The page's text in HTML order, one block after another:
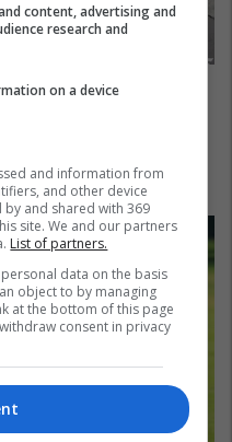
- 2016
content, advertising and
research and
on a device
and information from
and other device
by and shared with 369
site. We and our partners
List of partners.
data on the basis
object to by managing
at the bottom of this page
consent in privacy